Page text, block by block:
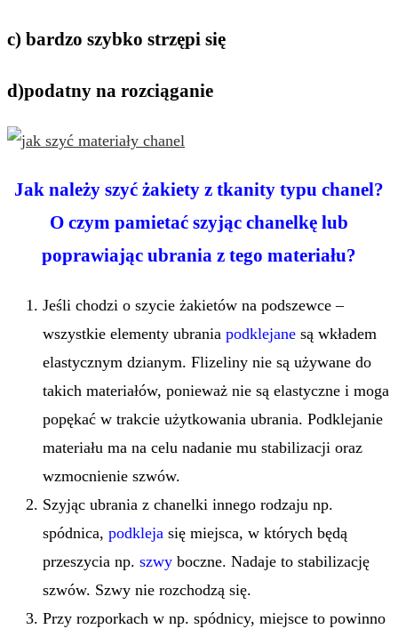
c) bardzo szybko strzępi się
d)podatny na rozciąganie
Jak należy szyć żakiety z tkanity typu chanel?
O czym pamietać szyjąc chanelkę lub
poprawiając ubrania z tego materiału?
Jeśli chodzi o szycie żakietów na podszewce –
wszystkie elementy ubrania podklejane są wkładem
elastycznym dzianym. Flizeliny nie są używane do
takich materiałów, ponieważ nie są elastyczne i moga
popękać w trakcie użytkowania ubrania. Podklejanie
materiału ma na celu nadanie mu stabilizacji oraz
wzmocnienie szwów.
Szyjąc ubrania z chanelki innego rodzaju np.
spódnica, podkleja się miejsca, w których będą
przeszycia np. szwy boczne. Nadaje to stabilizację
szwów. Szwy nie rozchodzą się.
Przy rozporkach w np. spódnicy, miejsce to powinno